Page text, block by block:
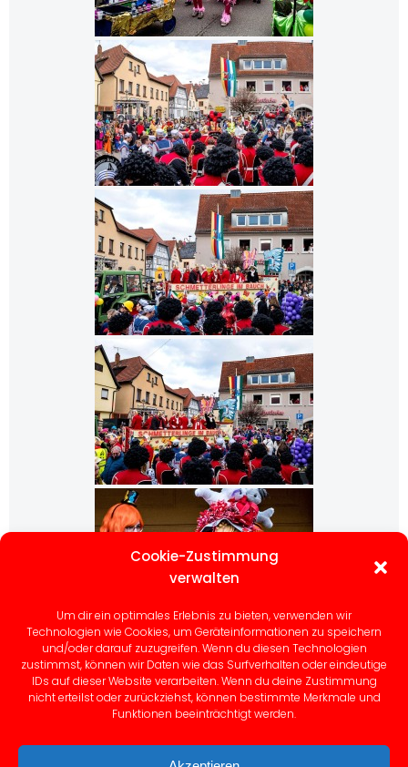
Cookie-Zustimmung
verwalten
Um dir ein optimales Erlebnis zu bieten, verwenden wir
Technologien wie Cookies, um Geräteinformationen zu speichern
und/oder darauf zuzugreifen. Wenn du diesen Technologien
zustimmst, können wir Daten wie das Surfverhalten oder eindeutige
IDs auf dieser Website verarbeiten. Wenn du deine Zustimmung
nicht erteilst oder zurückziehst, können bestimmte Merkmale und
Funktionen beeinträchtigt werden.